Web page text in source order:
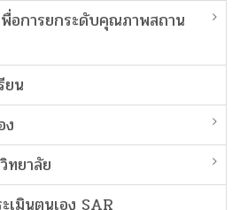
พื่อการยกระดับคุณภาพสถาน
ยน
ง
ทยาลัย
เมินตนเอง SAR